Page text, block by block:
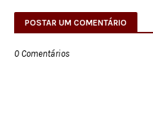
POSTAR UM COMENTÁRIO
0 Comentários